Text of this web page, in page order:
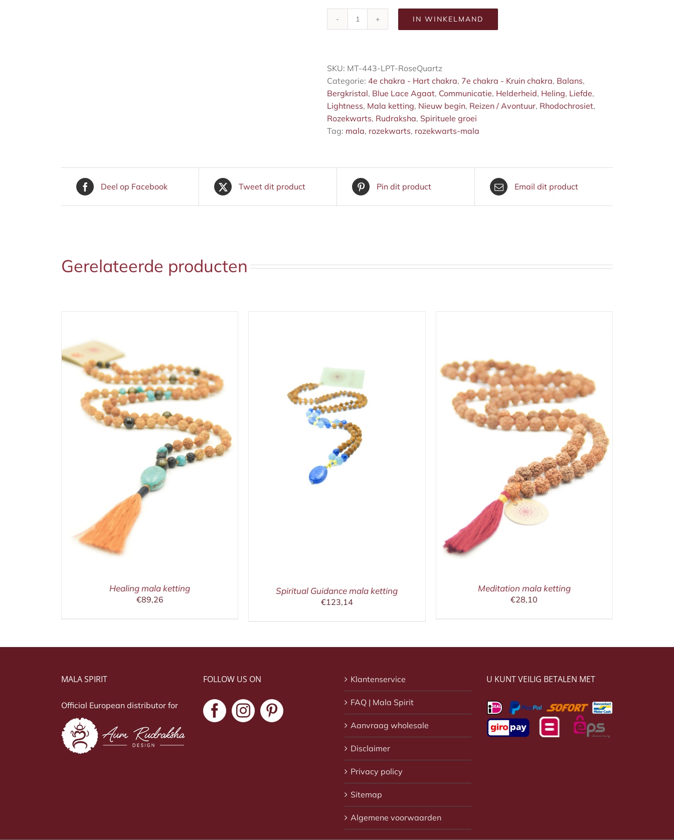
Rozekwarts
IN WINKELMAND
SKU: MT-443-LPT-RoseQuartz
Categorie: 4e chakra - Hart chakra, 7e chakra - Kruin chakra, Balans,
Bergkristal, Blue Lace Agaat, Communicatie, Helderheid, Heling, Liefde,
Lightness, Mala ketting, Nieuw begin, Reizen / Avontuur, Rhodochrosiet,
Rozekwarts, Rudraksha, Spirituele groei
Tag: mala, rozekwarts, rozekwarts-mala
Deel op Facebook Tweet dit product Pin dit product Email dit product
Gerelateerde producten
Healing mala ketting
€89,26
IN WINKELMAND / DETAILS
Spiritual Guidance mala ketting
€123,14
IN WINKELMAND /
Meditation mala ketting
€28,10
MALA SPIRIT
Official European distributor for
FOLLOW US ON Klantenservice
FAQ | Mala Spirit
Aanvraag wholesale
Disclaimer
Privacy policy
Sitemap
Algemene voorwaarden
U KUNT VEILIG BETALEN MET